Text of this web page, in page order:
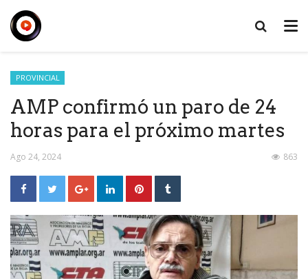
PROVINCIAL
AMP confirmó un paro de 24
horas para el próximo martes
Ago 24, 2024 863